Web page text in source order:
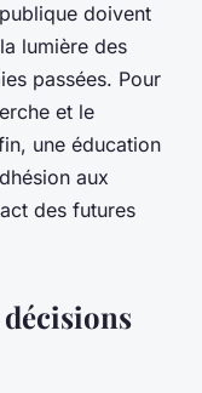
doivent
lumière des
passées. Pour
et le
une éducation
aux
des futures